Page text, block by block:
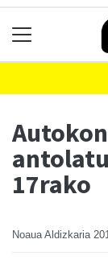
17rako
Noaua Aldizkaria